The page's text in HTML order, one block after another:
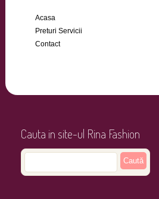
Acasa
Preturi Servicii
Contact
Cauta in site-ul Rina Fashion